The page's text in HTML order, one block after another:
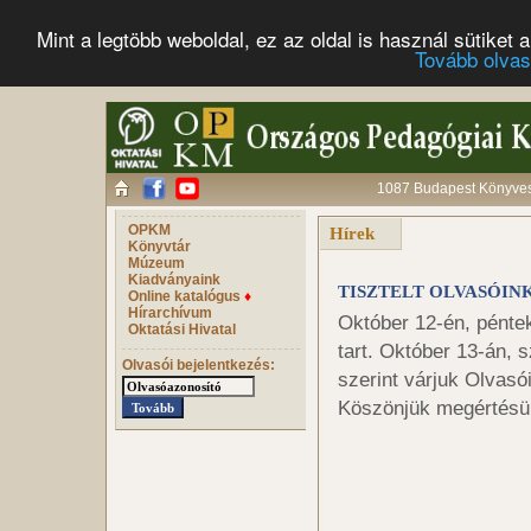
Mint a legtöbb weboldal, ez az oldal is használ sütiket
Tovább
1087 Budapest
OPKM
Könyvtár
Múzeum
Kiadványaink
Online katalógus ♦
Hírarchívum
Oktatási Hivatal
Olvasói bejelentkezés:
Hírek
TISZTELT
Október 12-én,
tart. Október 13-án,
szerint várjuk
Köszönjük